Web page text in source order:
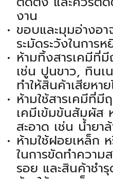
งาน
ขอบและมุมอ่างอ
ระมัดระวังในการ
ห้ามทิ้งสารเคมีที่
เช่น ปูนขาว, ทิน
ทำให้สินค้าเสียหา
ห้ามใช้สารเคมีที่
เคมีเข้มข้นสัมผัส
สะอาด เช่น น้ำยา
ห้ามใช้ฝอยเหล็ก
ในการขัดทำความ
รอย และสินค้าชำ